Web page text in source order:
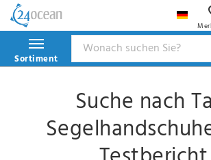
Sortiment
Suche nach